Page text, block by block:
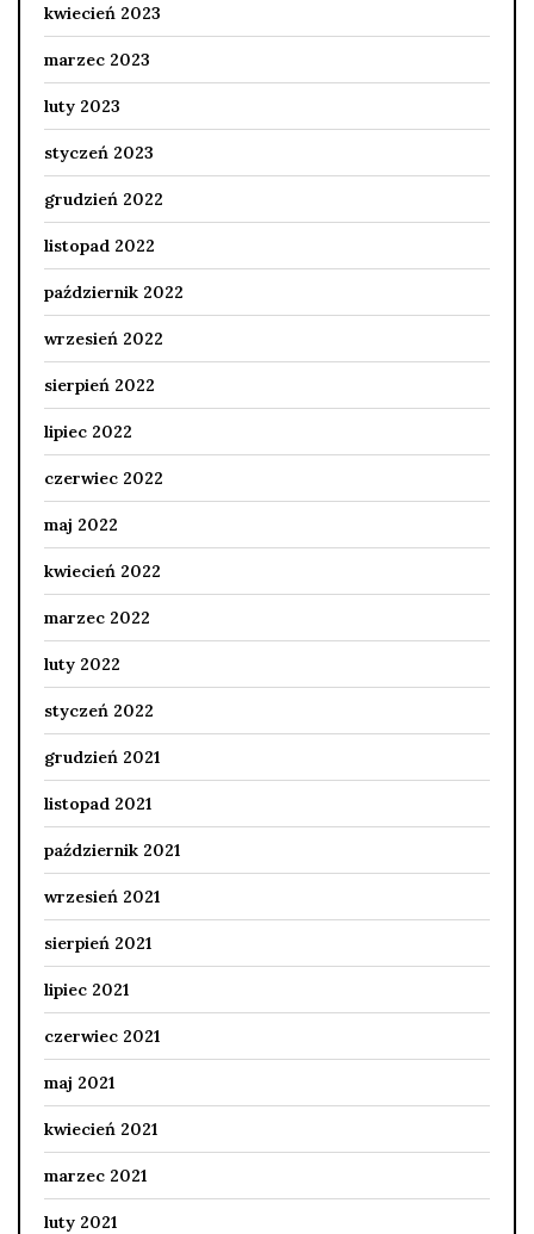
kwiecień 2023
marzec 2023
luty 2023
styczeń 2023
grudzień 2022
listopad 2022
październik 2022
wrzesień 2022
sierpień 2022
lipiec 2022
czerwiec 2022
maj 2022
kwiecień 2022
marzec 2022
luty 2022
styczeń 2022
grudzień 2021
listopad 2021
październik 2021
wrzesień 2021
sierpień 2021
lipiec 2021
czerwiec 2021
maj 2021
kwiecień 2021
marzec 2021
luty 2021